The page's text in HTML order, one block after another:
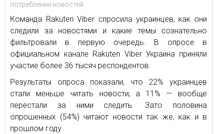
потребление новостей
Команда Rakuten Viber спросила украинцев, как они
следили за новостями и какие темы сознательно
фильтровали в первую очередь. В опросе в
официальном канале Rakuten Viber Украина приняли
участие более 36 тысяч респондентов.
Результаты опроса показали, что 22% украинцев
стали меньше читать новости, а 11% — вообще
перестали за ними следить. Зато половина
опрошенных (54%) читают новости так же, как и в
прошлом году.